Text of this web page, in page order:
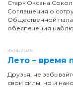
Стар» Оксана
Соглашения о
Общественной
обеспечения
25.06.2026
Лето – время
Друзья, не
свои силы, но и